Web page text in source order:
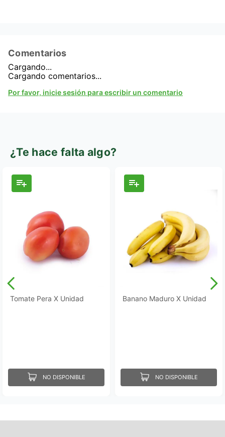
Comentarios
Cargando...
Por favor, inicie sesión para escribir un comentario
Cargando comentarios...
¿Te hace falta algo?
Tomate Pera X Unidad
NO DISPONIBLE
Banano Maduro X Unidad
NO DISPONIBLE